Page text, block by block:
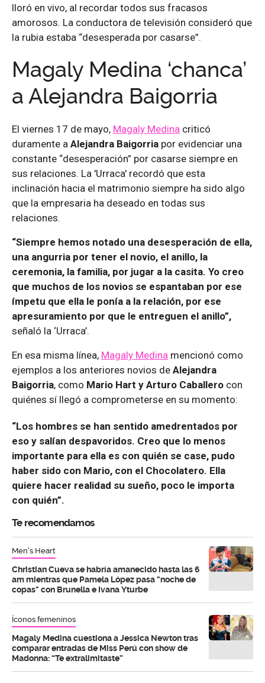
lloró en vivo, al recordar todos sus fracasos
amorosos. La conductora de televisión consideró que
la rubia estaba “desesperada por casarse”.
Magaly Medina ‘chanca’
a Alejandra Baigorria
El viernes 17 de mayo, Magaly Medina criticó
duramente a Alejandra Baigorria por evidenciar una
constante “desesperación” por casarse siempre en
sus relaciones. La 'Urraca' recordó que esta
inclinación hacia el matrimonio siempre ha sido algo
que la empresaria ha deseado en todas sus
relaciones.
“Siempre hemos notado una desesperación de ella,
una angurria por tener el novio, el anillo, la
ceremonia, la familia, por jugar a la casita. Yo creo
que muchos de los novios se espantaban por ese
ímpetu que ella le ponía a la relación, por ese
apresuramiento por que le entreguen el anillo”,
señaló la ‘Urraca’.
En esa misma línea, Magaly Medina mencionó como
ejemplos a los anteriores novios de Alejandra
Baigorria, como Mario Hart y Arturo Caballero con
quiénes sí llegó a comprometerse en su momento:
“Los hombres se han sentido amedrentados por
eso y salían despavoridos. Creo que lo menos
importante para ella es con quién se case, pudo
haber sido con Mario, con el Chocolatero. Ella
quiere hacer realidad su sueño, poco le importa
con quién”.
Te recomendamos
Men's Heart
Christian Cueva se habría amanecido hasta las 6
am mientras que Pamela López pasa "noche de
copas" con Brunella e Ivana Yturbe
Íconos femeninos
Magaly Medina cuestiona a Jessica Newton tras
comparar entradas de Miss Perú con show de
Madonna: “Te extralimitaste”